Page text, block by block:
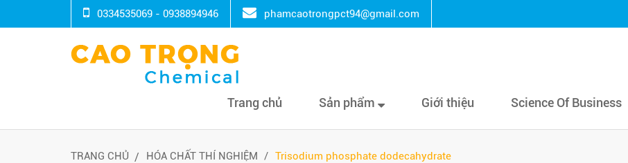
0334535069 - 0938894946 phamcaotrongpct94@gmail.com
Trang chủ Sản phẩm Giới thiệu Science Of Business
TRANG CHỦ HÓA CHẤT THÍ NGHIỆM Trisodium phosphate dodecahydrate